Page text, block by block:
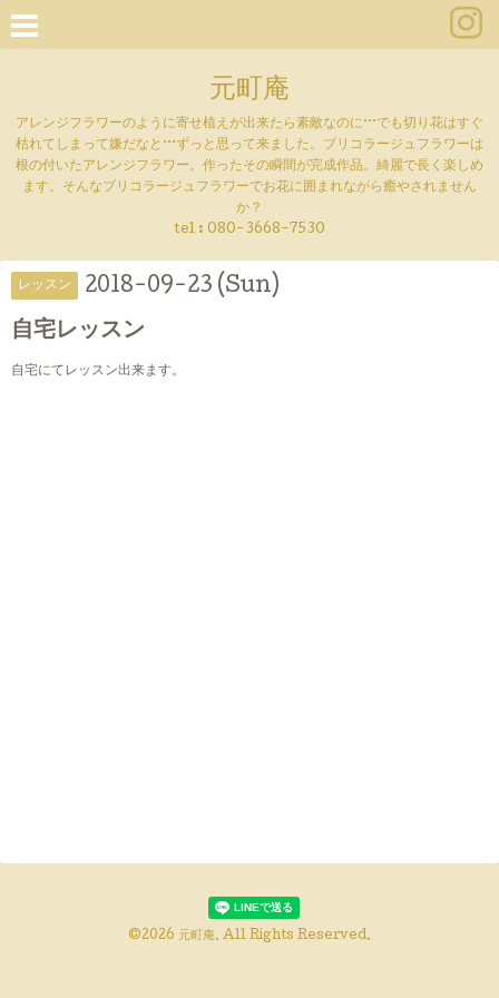
元町庵
アレンジフラワーのように寄せ植えが出来たら素敵なのに···でも切り花はすぐ
枯れてしまって嫌だなと···ずっと思って来ました。ブリコラージュフラワーは
根の付いたアレンジフラワー。作ったその瞬間が完成作品。綺麗で長く楽しめ
ます。そんなブリコラージュフラワーでお花に囲まれながら癒やされません
か？
tel : 080-3668-7530
レッスン 2018-09-23 (Sun)
自宅レッスン
自宅にてレッスン出来ます。
©2026 元町庵. All Rights Reserved.